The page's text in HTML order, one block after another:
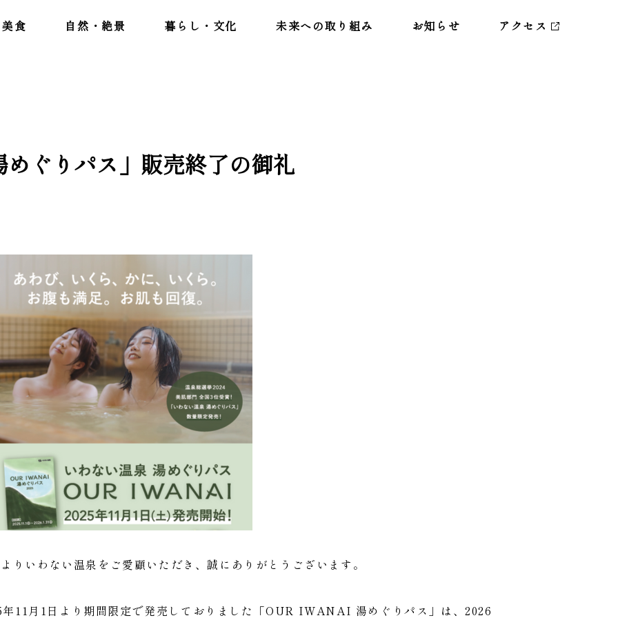
美食 自然・絶景 暮らし・文化 未来への取り組み お知らせ アクセス
ぐりパス」販売終了の御礼
りいわない温泉をご愛顧いただき、誠にありがとうございます。
年11月1日より期間限定で発売しておりました「OUR IWANAI 湯めぐりパス」は、2026